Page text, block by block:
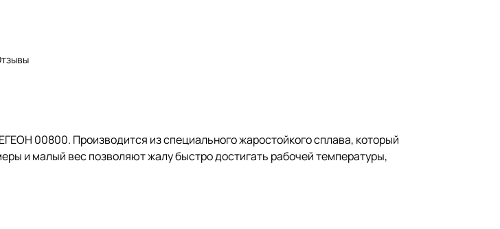
00800. Производится из специального жаростойкого сплава, который
и малый вес позволяют жалу быстро достигать рабочей температуры,